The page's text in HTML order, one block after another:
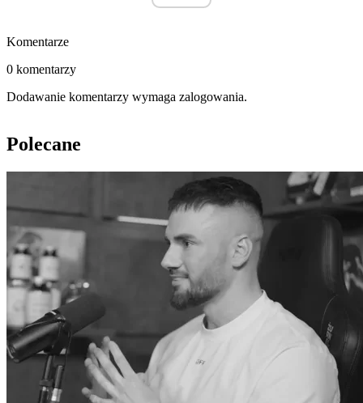
Komentarze
0 komentarzy
Dodawanie komentarzy wymaga zalogowania.
Polecane